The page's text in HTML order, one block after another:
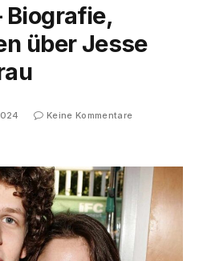
Biografie,
über Jesse
Keine Kommentare